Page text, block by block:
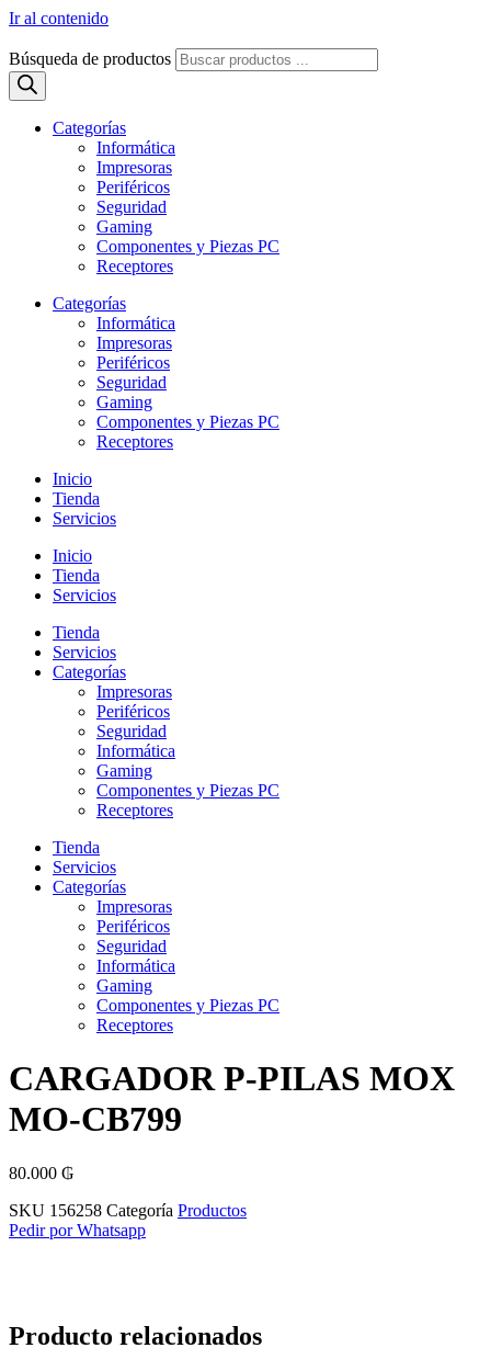
Ir al contenido
Búsqueda de productos
Categorías
Informática
Impresoras
Periféricos
Seguridad
Gaming
Componentes y Piezas PC
Receptores
Categorías
Informática
Impresoras
Periféricos
Seguridad
Gaming
Componentes y Piezas PC
Receptores
Inicio
Tienda
Servicios
Inicio
Tienda
Servicios
Tienda
Servicios
Categorías
Impresoras
Periféricos
Seguridad
Informática
Gaming
Componentes y Piezas PC
Receptores
Tienda
Servicios
Categorías
Impresoras
Periféricos
Seguridad
Informática
Gaming
Componentes y Piezas PC
Receptores
CARGADOR P-PILAS MOX
MO-CB799
80.000 ₲
SKU 156258 Categoría Productos
Pedir por Whatsapp
Producto relacionados